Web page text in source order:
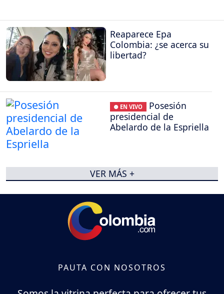
Reaparece Epa
Colombia: ¿se acerca su
libertad?
● EN VIVO
Posesión
presidencial de
Abelardo de la Espriella
VER MÁS +
PAUTA CON NOSOTROS